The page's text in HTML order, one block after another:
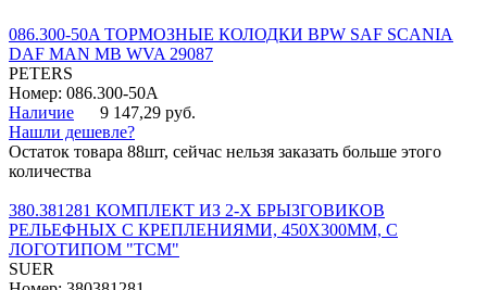
086.300-50A ТОРМОЗНЫЕ КОЛОДКИ BPW SAF SCANIA
DAF MAN MB WVA 29087
PETERS
Номер: 086.300-50A
Наличие
9 147,29 руб.
Нашли дешевле?
Остаток товара 88шт, сейчас нельзя заказать больше этого
количества
380.381281 КОМПЛЕКТ ИЗ 2-Х БРЫЗГОВИКОВ
РЕЛЬЕФНЫХ С КРЕПЛЕНИЯМИ, 450Х300ММ, С
ЛОГОТИПОМ "ТСМ"
SUER